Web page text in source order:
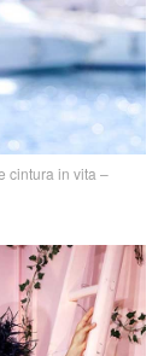
cintura in vita –